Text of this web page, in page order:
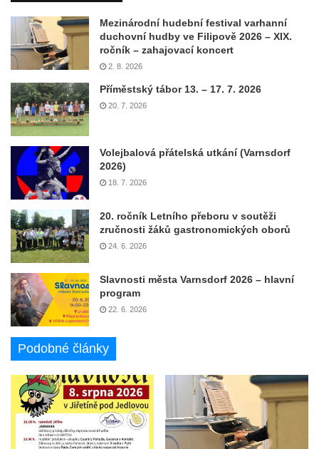
Mezinárodní hudební festival varhanní
duchovní hudby ve Filipově 2026 – XIX.
ročník – zahajovací koncert
2. 8. 2026
Příměstský tábor 13. – 17. 7. 2026
20. 7. 2026
Volejbalová přátelská utkání (Varnsdorf
2026)
18. 7. 2026
20. ročník Letního přeboru v soutěži
zručnosti žáků gastronomických oborů
24. 6. 2026
Slavnosti města Varnsdorf 2026 – hlavní
program
22. 6. 2026
Podobné články